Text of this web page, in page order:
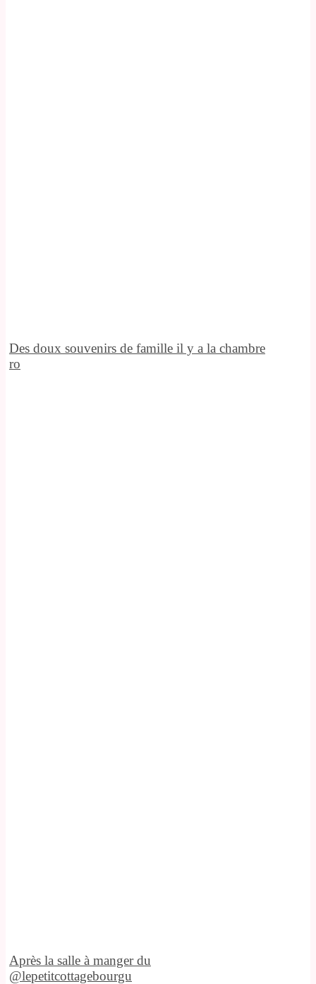
Des doux souvenirs de famille il y a la chambre
ro
Après la salle à manger du
@lepetitcottagebourgu